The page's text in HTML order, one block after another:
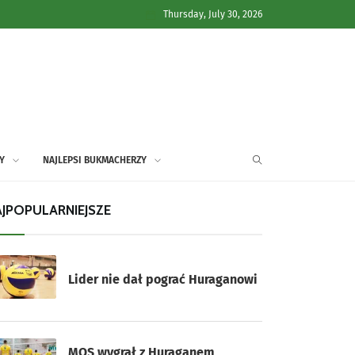
Thursday, July 30, 2026
NAJLEPSI BUKMACHERZY
Lider nie dał pograć Huraganowi